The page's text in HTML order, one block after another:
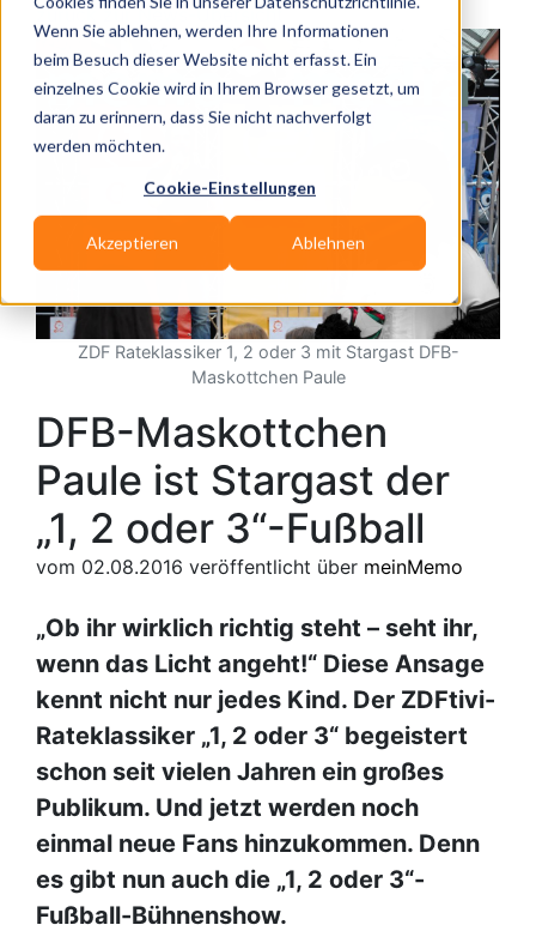
Wenn Sie ablehnen, werden Ihre Informationen
beim Besuch dieser Website nicht erfasst. Ein
einzelnes Cookie wird in Ihrem Browser gesetzt, um
daran zu erinnern, dass Sie nicht nachverfolgt
werden möchten.
Cookie-Einstellungen
Akzeptieren Ablehnen
zurück zur News-Übersicht
ZDF Rateklassiker 1, 2 oder 3 mit Stargast DFB-
Maskottchen Paule
DFB-Maskottchen
Paule ist Stargast der
„1, 2 oder 3“-Fußball
vom 02.08.2016 veröffentlicht über meinMemo
„Ob ihr wirklich richtig steht – seht ihr,
wenn das Licht angeht!“ Diese Ansage
kennt nicht nur jedes Kind. Der ZDFtivi-
Rateklassiker „1, 2 oder 3“ begeistert
schon seit vielen Jahren ein großes
Publikum. Und jetzt werden noch
einmal neue Fans hinzukommen. Denn
es gibt nun auch die „1, 2 oder 3“-
Fußball-Bühnenshow.